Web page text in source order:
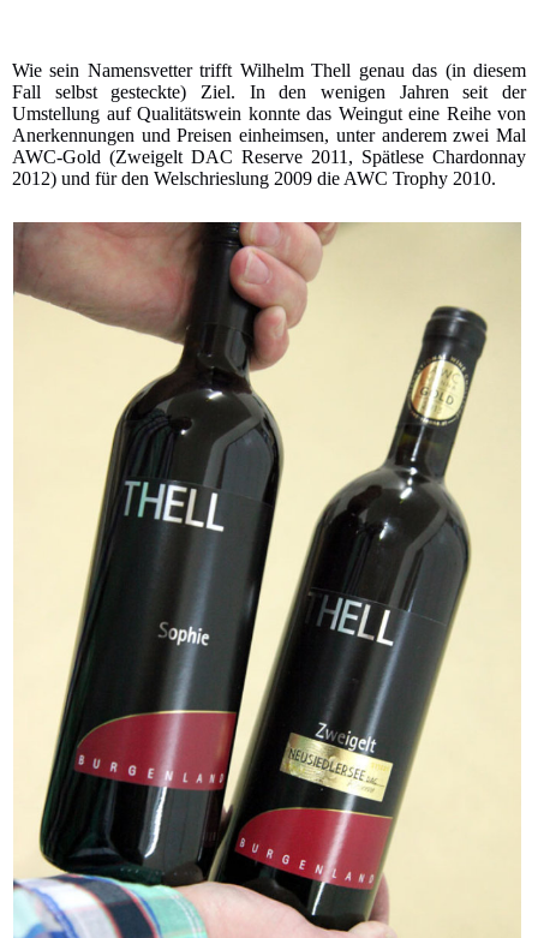
Wie sein Namensvetter trifft Wilhelm Thell genau das (in diesem
Fall selbst gesteckte) Ziel. In den wenigen Jahren seit der
Umstellung auf Qualitätswein konnte das Weingut eine Reihe von
Anerkennungen und Preisen einheimsen, unter anderem zwei Mal
AWC-Gold (Zweigelt DAC Reserve 2011, Spätlese Chardonnay
2012) und für den Welschrieslung 2009 die AWC Trophy 2010.